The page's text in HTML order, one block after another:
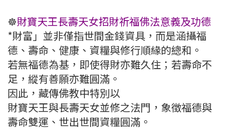
☸️財寶天王長壽天女招財祈福佛法意義及功德
*財富」並非僅指世間金錢資具，而是涵攝福
德、壽命、健康、資糧與修行順緣的總和。
若無福德為基，即使得財亦難久住；若壽命不
足，縱有善願亦難圓滿。
因此，藏傳佛教中特別以
財寶天王與長壽天女並修之法門，象徵福德與
壽命雙運、世出世間資糧圓滿。